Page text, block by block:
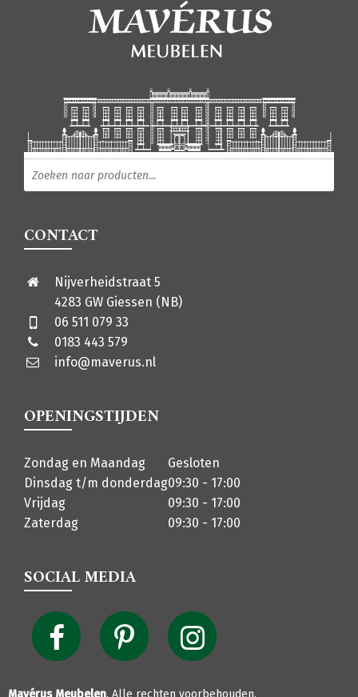
CONTACT
Nijverheidstraat 5
4283 GW Giessen (NB)
06 511 079 33
0183 443 579
info@maverus.nl
OPENINGSTIJDEN
Zondag en Maandag
Gesloten
Dinsdag t/m donderdag09:30 - 17:00
Vrijdag
09:30 - 17:00
Zaterdag
09:30 - 17:00
SOCIAL MEDIA